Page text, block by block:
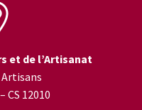
et de l’Artisanat
Artisans
CS 12010